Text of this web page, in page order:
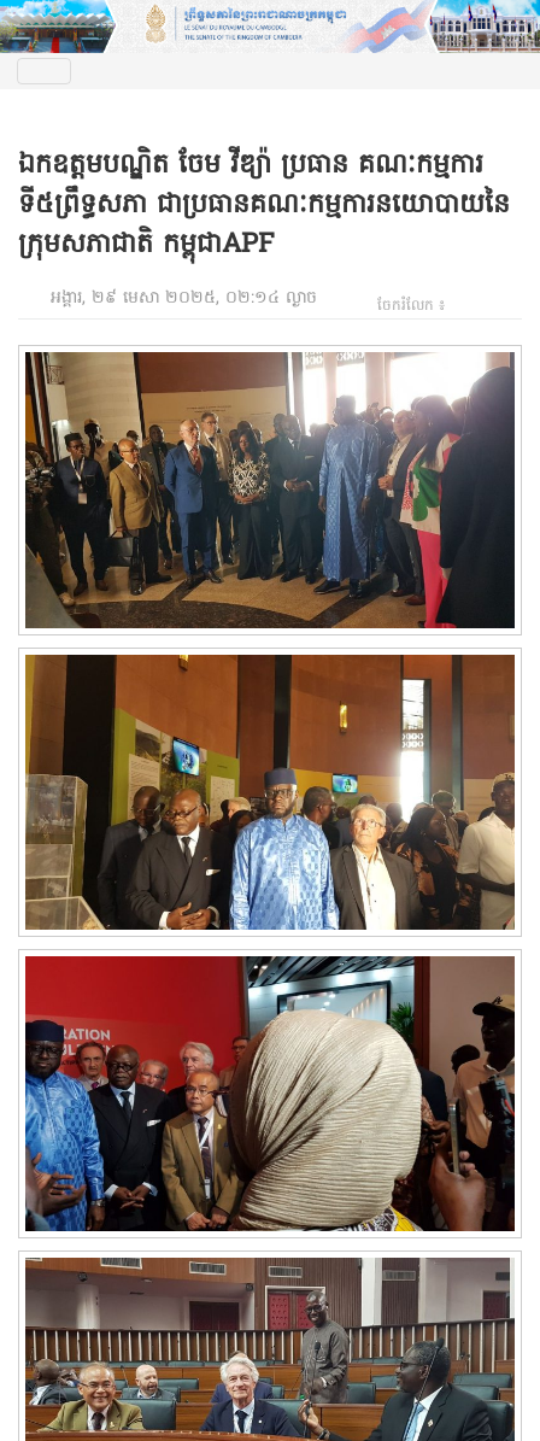
ឯកឧត្តមបណ្ឌិត ចែម វីឌ្យ៉ា ប្រធាន គណៈកម្មការ
ទី៥ព្រឹទ្ធសភា ជាប្រធានគណៈកម្មការនយោបាយនៃ
ក្រុមសភាជាតិ កម្ពុជាAPF
អង្គារ, ២៩ មេសា ២០២៥, ០២:១៤ ល្ងាច ចែករំលែក ៖